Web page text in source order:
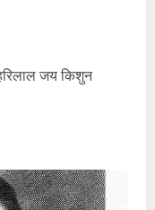
जय किशुन